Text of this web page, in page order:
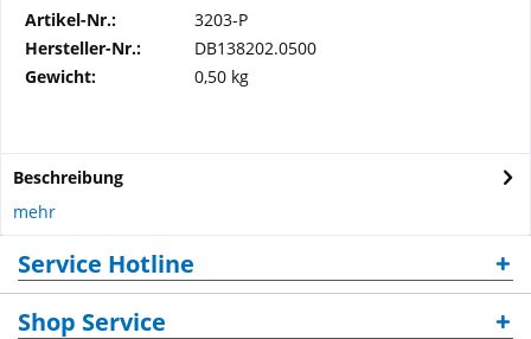
Artikel-Nr.:
3203-P
Hersteller-Nr.:
DB138202.0500
Gewicht:
0,50 kg
Beschreibung
mehr
Service Hotline
Shop Service